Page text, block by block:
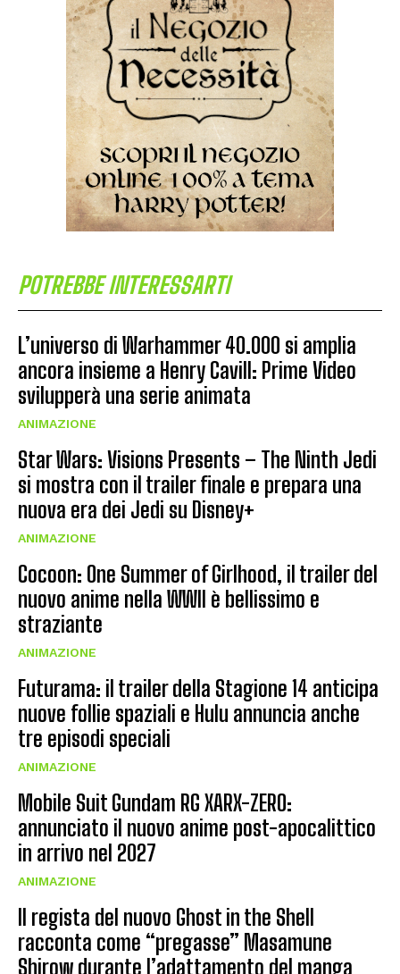
POTREBBE INTERESSARTI
L’universo di Warhammer 40.000 si amplia
ancora insieme a Henry Cavill: Prime Video
svilupperà una serie animata
ANIMAZIONE
Star Wars: Visions Presents – The Ninth Jedi
si mostra con il trailer finale e prepara una
nuova era dei Jedi su Disney+
ANIMAZIONE
Cocoon: One Summer of Girlhood, il trailer del
nuovo anime nella WWII è bellissimo e
straziante
ANIMAZIONE
Futurama: il trailer della Stagione 14 anticipa
nuove follie spaziali e Hulu annuncia anche
tre episodi speciali
ANIMAZIONE
Mobile Suit Gundam RG XARX-ZERO:
annunciato il nuovo anime post-apocalittico
in arrivo nel 2027
ANIMAZIONE
Il regista del nuovo Ghost in the Shell
racconta come “pregasse” Masamune
Shirow durante l’adattamento del manga